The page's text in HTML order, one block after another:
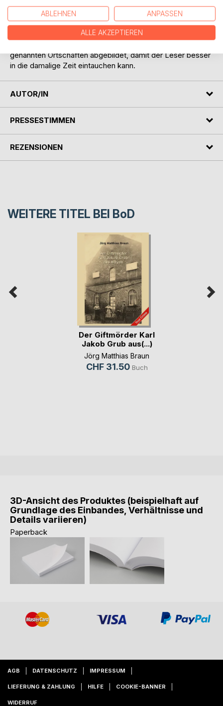
Es wurde versucht, die Biographie der Ertrunkenen anhand
anderer Akten zu ergänzen, um den teils unbekannten
Verstorbenen wieder ihre Identität zurückzugeben. Des
genannten Ortschaften abgebildet, damit der Leser besser
in die damalige Zeit eintauchen kann.
AUTOR/IN
PRESSESTIMMEN
REZENSIONEN
WEITERE TITEL BEI BoD
Der Giftmörder Karl
Jakob Grub aus(...)
Jörg Matthias Braun
CHF 31.50 Buch
3D-Ansicht des Produktes (beispielhaft auf
Grundlage des Einbandes, Verhältnisse und
Details variieren)
Paperback
AGB DATENSCHUTZ IMPRESSUM
LIEFERUNG & ZAHLUNG HILFE COOKIE-BANNER
WIDERRUF
ABLEHNEN ANPASSEN
ALLE AKZEPTIEREN